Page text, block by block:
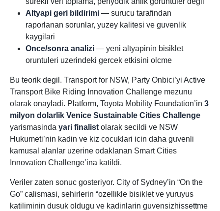
Altyapi geri bildirimi — surucu tarafindan
raporlanan sorunlar, yuzey kalitesi ve guvenlik
kaygilari
Once/sonra analizi — yeni altyapinin bisiklet
oruntuleri uzerindeki gercek etkisini olcme
Bu teorik degil. Transport for NSW, Party Onbici’yi Active
Transport Bike Riding Innovation Challenge mezunu
olarak onayladi. Platform, Toyota Mobility Foundation’in 3
milyon dolarlik Venice Sustainable Cities Challenge
yarismasinda yari finalist olarak secildi ve NSW
Hukumeti’nin kadin ve kiz cocuklari icin daha guvenli
kamusal alanlar uzerine odaklanan Smart Cities
Innovation Challenge’ina katildi.
Veriler zaten sonuc gosteriyor. City of Sydney’in “On the
Go” calismasi, sehirlerin “ozellikle bisiklet ve yuruyus
katiliminin dusuk oldugu ve kadinlarin guvensizhissettme